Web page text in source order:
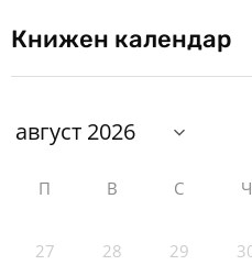
Книжен календар
П В С Ч
27 28 29